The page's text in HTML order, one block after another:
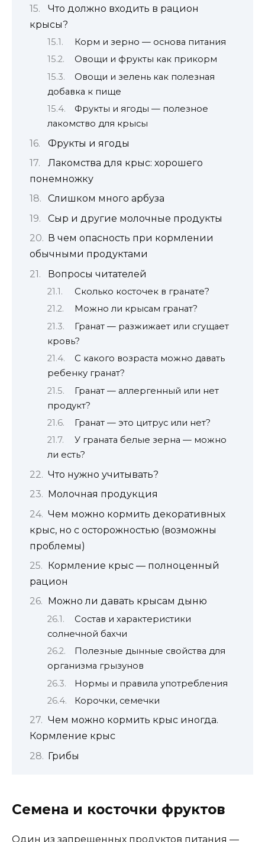
Что должно входить в рацион
крысы?
Корм и зерно — основа питания
Овощи и фрукты как прикорм
Овощи и зелень как полезная
добавка к пище
Фрукты и ягоды — полезное
лакомство для крысы
Фрукты и ягоды
Лакомства для крыс: хорошего
понемножку
Слишком много арбуза
Сыр и другие молочные продукты
В чем опасность при кормлении
обычными продуктами
Вопросы читателей
Сколько косточек в гранате?
Можно ли крысам гранат?
Гранат — разжижает или сгущает
кровь?
С какого возраста можно давать
ребенку гранат?
Гранат — аллергенный или нет
продукт?
Гранат — это цитрус или нет?
У граната белые зерна — можно
ли есть?
Что нужно учитывать?
Молочная продукция
Чем можно кормить декоративных
крыс, но с осторожностью (возможны
проблемы)
Кормление крыс — полноценный
рацион
Можно ли давать крысам дыню
Состав и характеристики
солнечной бахчи
Полезные дынные свойства для
организма грызунов
Нормы и правила употребления
Корочки, семечки
Чем можно кормить крыс иногда.
Кормление крыс
Грибы
Семена и косточки фруктов
Один из запрещенных продуктов питания —